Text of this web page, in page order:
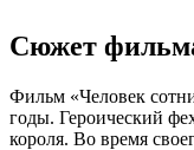
Сюжет
Фильм «Человек
годы. Героический
короля. Во время